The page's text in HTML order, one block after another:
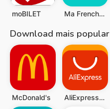
moBILET Ma French Bank
Download mais popular
McDonald's AliExpress: Compras online